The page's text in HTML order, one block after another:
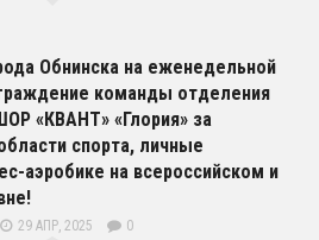
и требования
Обнинска на еженедельной
команды отделения
«КВАНТ» «Глория» за
спорта, личные
аэробике на всероссийском и
29 АПР, 2025 0